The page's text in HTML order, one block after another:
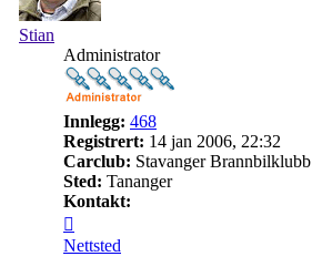
Stian
Administrator
Innlegg: 468
Registrert: 14 jan 2006, 22:32
Carclub: Stavanger Brannbilklubb
Sted: Tananger
Kontakt:
Stian
Nettsted